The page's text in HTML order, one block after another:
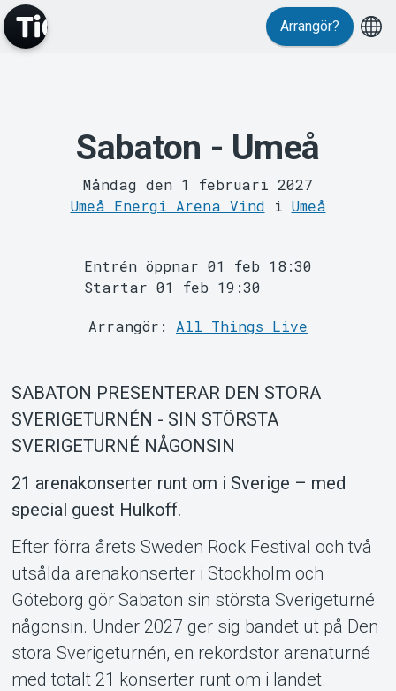
Evenemang
MyTickster
Support
Arrangör?
Sabaton - Umeå
Måndag den 1 februari 2027
Umeå Energi Arena Vind i Umeå
Entrén öppnar 01 feb 18:30
Startar 01 feb 19:30
Arrangör: All Things Live
SABATON PRESENTERAR DEN STORA
SVERIGETURNÉN - SIN STÖRSTA
SVERIGETURNÉ NÅGONSIN
21 arenakonserter runt om i Sverige – med
special guest Hulkoff.
Efter förra årets Sweden Rock Festival och två
utsålda arenakonserter i Stockholm och
Göteborg gör Sabaton sin största Sverigeturné
någonsin. Under 2027 ger sig bandet ut på Den
stora Sverigeturnén, en rekordstor arenaturné
med totalt 21 konserter runt om i landet.